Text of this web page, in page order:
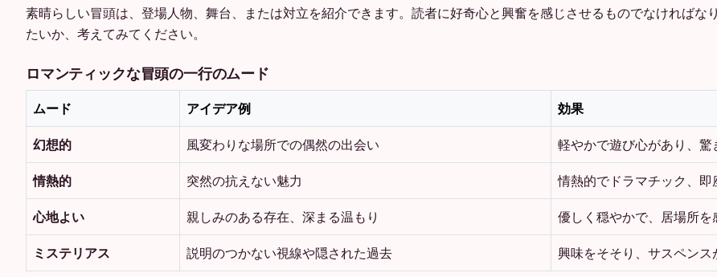
素晴らしい冒頭は、登場人物、舞台、または対立を紹介できます。読者に好奇心と興奮を感じさせるものでなければな
たいか、考えてみてください。
ロマンティックな冒頭の一行のムード
ムード アイデア例 効果
幻想的 風変わりな場所での偶然の出会い 軽やかで遊び心があり、驚
情熱的 突然の抗えない魅力 情熱的でドラマチック、即
心地よい 親しみのある存在、深まる温もり 優しく穏やかで、居場所を
ミステリアス 説明のつかない視線や隠された過去 興味をそそり、サスペンス